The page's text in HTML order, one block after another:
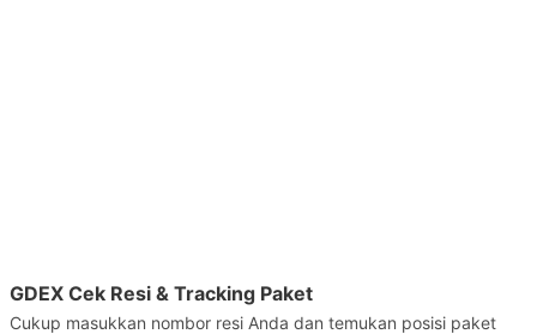
GDEX Cek Resi & Tracking Paket
Cukup masukkan nombor resi Anda dan temukan posisi paket